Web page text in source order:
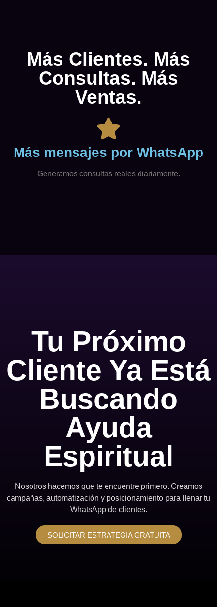
Más Clientes. Más
Consultas. Más
Ventas.
Más mensajes por WhatsApp
Generamos consultas reales diariamente.
Tu Próximo
Cliente Ya Está
Buscando
Ayuda
Espiritual
Nosotros hacemos que te encuentre primero. Creamos
campañas, automatización y posicionamiento para llenar tu
WhatsApp de clientes.
SOLICITAR ESTRATEGIA GRATUITA